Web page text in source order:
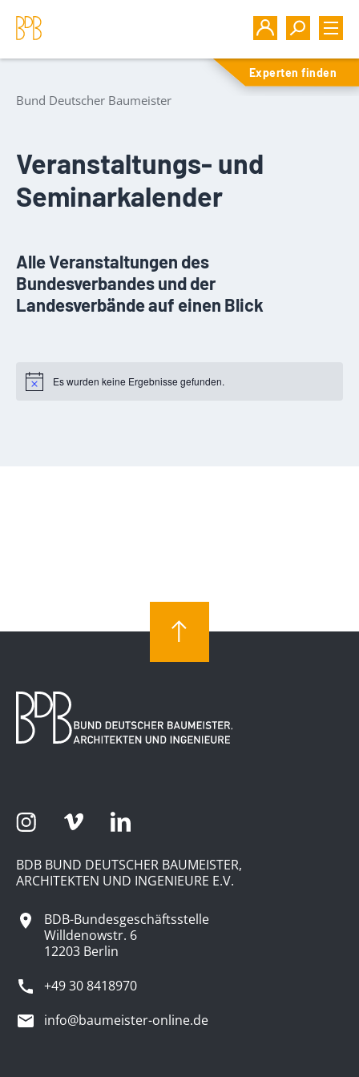
Experten finden
Bund Deutscher Baumeister
Veranstaltungs- und
Seminarkalender
Alle Veranstaltungen des
Bundesverbandes und der
Landesverbände auf einen Blick
Notice Es wurden keine Ergebnisse gefunden.
BDB BUND DEUTSCHER BAUMEISTER,
ARCHITEKTEN UND INGENIEURE E.V.
BDB-Bundesgeschäftsstelle
Willdenowstr. 6
12203 Berlin
+49 30 8418970
info@baumeister-online.de